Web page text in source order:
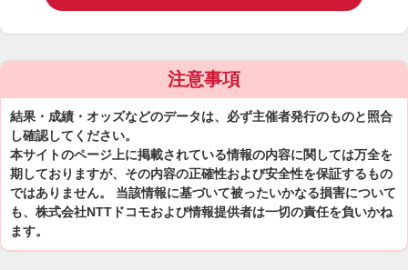
注意事項
結果・成績・オッズなどのデータは、必ず主催者発行のものと照合
し確認してください。
本サイトのページ上に掲載されている情報の内容に関しては万全を
期しておりますが、その内容の正確性および安全性を保証するもの
ではありません。 当該情報に基づいて被ったいかなる損害について
も、株式会社NTTドコモおよび情報提供者は一切の責任を負いかね
ます。